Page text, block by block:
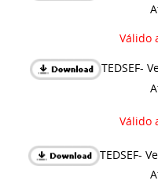
Válido
TEDSEF-
Válido
TEDSEF-